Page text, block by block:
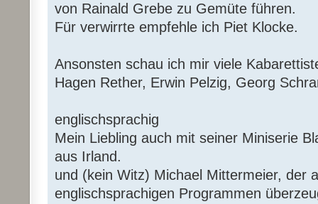
von Rainald Grebe zu Gemüte führen.
Für verwirrte empfehle ich Piet Klocke.
Ansonsten schau ich mir viele
Hagen Rether, Erwin Pelzig, Georg
englischsprachig
Mein Liebling auch mit seiner Miniserie
aus Irland.
und (kein Witz) Michael Mittermeier, der
englischsprachigen Programmen